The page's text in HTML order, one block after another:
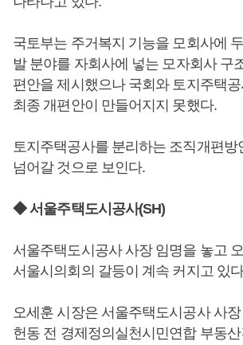
국토부는 주거복지 기능을 모회사에
발 분야를 자회사에 넣는 모자회사 구
편안을 제시했으나 국회와 토지주택
최종 개편안이 만들어지지 못했다.
토지주택공사를 분리하는 조직개편방
넘어갈 것으로 보인다.
◆ 서울주택도시공사(SH)
서울주택도시공사 사장 임명을 놓고
서울시의회의 갈등이 계속 커지고 있
오세훈 시장은 서울주택도시공사 사
헌동 전 경제정의실천시민연합 부동